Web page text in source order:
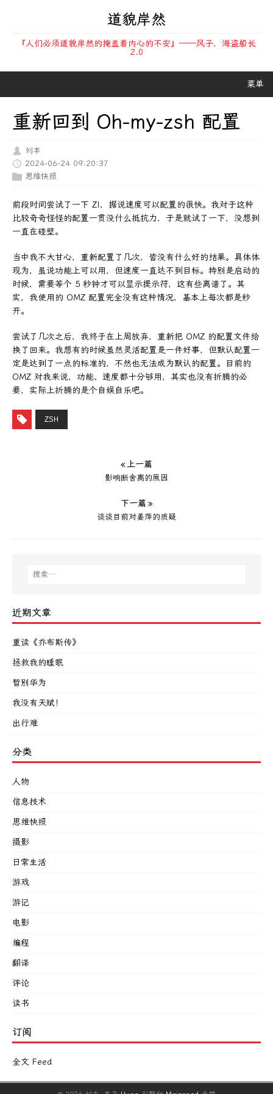
道貌岸然
『人们必须道貌岸然的掩盖着内心的不安』——风子，海盗船长
2.0
菜单
重新回到 Oh-my-zsh 配置
刘丰
2024-06-24 09:20:37
思维快照
前段时间尝试了一下 ZI，据说速度可以配置的很快。我对于这种
比较奇奇怪怪的配置一贯没什么抵抗力，于是就试了一下，没想到
一直在碰壁。
当中我不大甘心，重新配置了几次，皆没有什么好的结果。具体体
现为，虽说功能上可以用，但速度一直达不到目标。特别是启动的
时候，需要等个 5 秒钟才可以显示提示符，这有些离谱了。其
实，我使用的 OMZ 配置完全没有这种情况，基本上每次都是秒
开。
尝试了几次之后，我终于在上周放弃，重新把 OMZ 的配置文件给
换了回来。我想有的时候虽然灵活配置是一件好事，但默认配置一
定是达到了一点的标准的，不然也无法成为默认的配置。目前的
OMZ 对我来说，功能、速度都十分够用，其实也没有折腾的必
要，实际上折腾的是个自娱自乐吧。
ZSH
« 上一篇
影响断舍离的原因
下一篇 »
谈谈目前对姜萍的质疑
近期文章
重读《乔布斯传》
拯救我的睡眠
暂别华为
我没有天赋！
出行难
分类
人物
信息技术
思维快照
摄影
日常生活
游戏
游记
电影
编程
翻译
评论
读书
订阅
全文 Feed